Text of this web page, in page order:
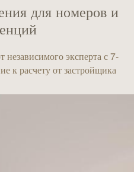
для номеров и
независимого эксперта с 7-
к расчету от застройщика